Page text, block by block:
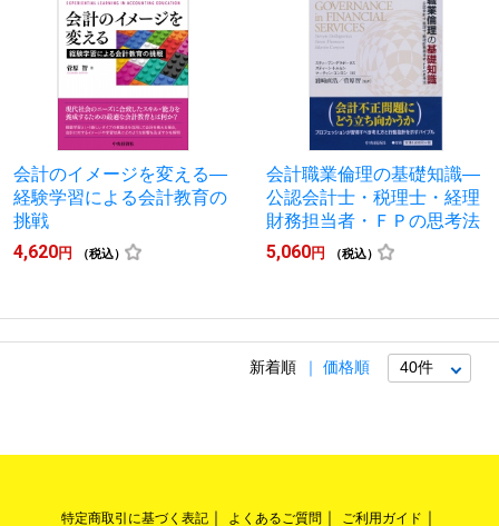
会計のイメージを変える―
経験学習による会計教育の
挑戦
4,620円 （税込）
会計職業倫理の基礎知識―
公認会計士・税理士・経理
財務担当者・ＦＰの思考法
5,060円 （税込）
新着順 価格順
特定商取引に基づく表記 よくあるご質問 ご利用ガイド